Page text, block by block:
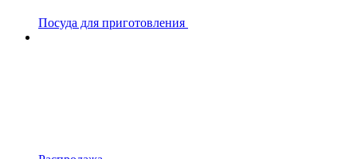
Посуда для приготовления